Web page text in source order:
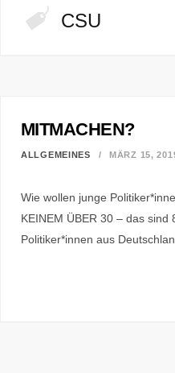
CSU
MITMACHEN?
ALLGEMEINES MÄRZ 15,
Wie wollen junge
KEINEM ÜBER 30 – das sind
Politiker*innen aus